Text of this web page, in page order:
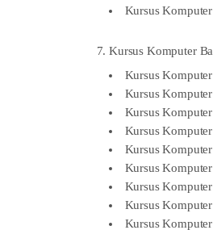
Kursus
7. Kursus Komputer
Kursus
Kursus
Kursus
Kursus Komputer
Kursus
Kursus
Kursus
Kursus
Kursus